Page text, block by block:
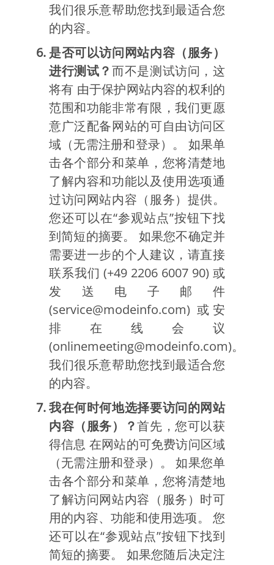
我们很乐意帮助您找到最适合您
的内容。
是否可以访问网站内容（服务）
进行测试？而不是测试访问，这
将有 由于保护网站内容的权利的
范围和功能非常有限，我们更愿
意广泛配备网站的可自由访问区
域（无需注册和登录）。 如果单
击各个部分和菜单，您将清楚地
了解内容和功能以及使用选项通
过访问网站内容（服务）提供。
您还可以在“参观站点”按钮下找
到简短的摘要。 如果您不确定并
需要进一步的个人建议，请直接
联系我们 (+49 2206 6007 90) 或
发送电子邮件
(service@modeinfo.com) 或安
排在线会议
(onlinemeeting@modeinfo.com)。
我们很乐意帮助您找到最适合您
的内容。
我在何时何地选择要访问的网站
内容（服务）？首先，您可以获
得信息 在网站的可免费访问区域
（无需注册和登录）。 如果您单
击各个部分和菜单，您将清楚地
了解访问网站内容（服务）时可
用的内容、功能和使用选项。 您
还可以在“参观站点”按钮下找到
简短的摘要。 如果您随后决定注